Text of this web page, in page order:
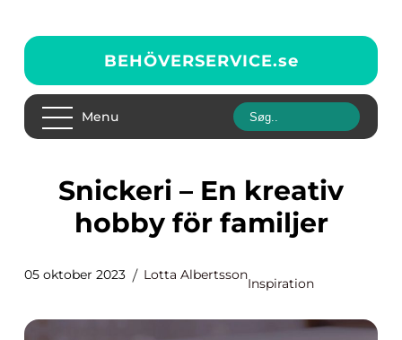
BEHÖVERSERVICE.se
Menu
Snickeri – En kreativ
hobby för familjer
05 oktober 2023 Lotta Albertsson
Inspiration